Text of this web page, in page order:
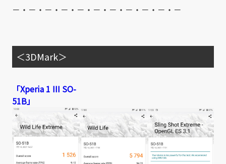
－・－・－・－・－・－・－・－・－・－・－
＜3DMark＞
「Xperia 1 III SO-
51B」